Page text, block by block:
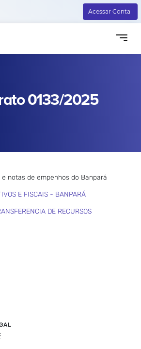
Acessar Conta
0133/2025
notas de empenhos do Banpará
E FISCAIS - BANPARÁ
DE RECURSOS